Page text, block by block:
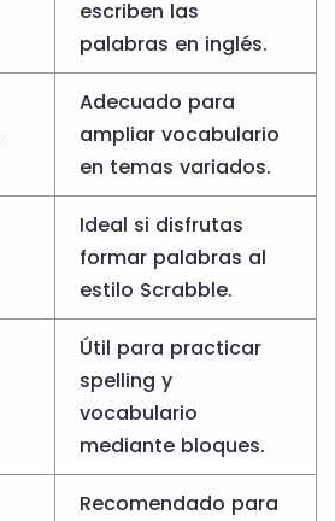
escriben las
palabras en inglés.
Adecuado para
ampliar vocabulario
en temas variados.
Ideal si disfrutas
formar palabras al
estilo Scrabble.
Útil para practicar
spelling y
vocabulario
mediante bloques.
Recomendado para